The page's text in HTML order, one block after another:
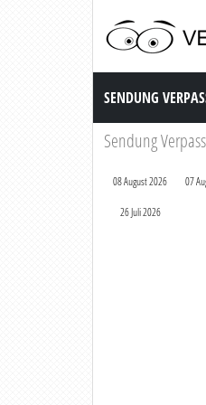
Sendung
SENDUNG
Sendung
08 August 2026 07
26 Juli 2026